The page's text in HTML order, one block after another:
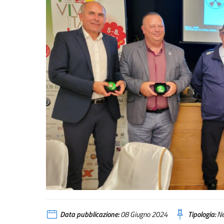
Data pubblicazione:08 Giugno 2024 Tipologia: